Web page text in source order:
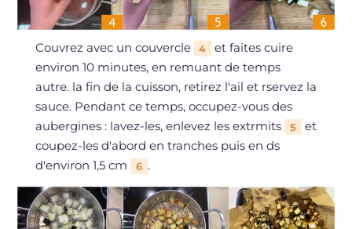
Couvrez avec un couvercle 4
et faites cuire
environ 10 minutes, en remuant de temps
autre. la fin de la cuisson, retirez l'ail et rservez la
sauce. Pendant ce temps, occupez-vous des
aubergines : lavez-les, enlevez les extrmits
5
et
coupez-les d'abord en tranches puis en ds
d'environ 1,5 cm
6 .